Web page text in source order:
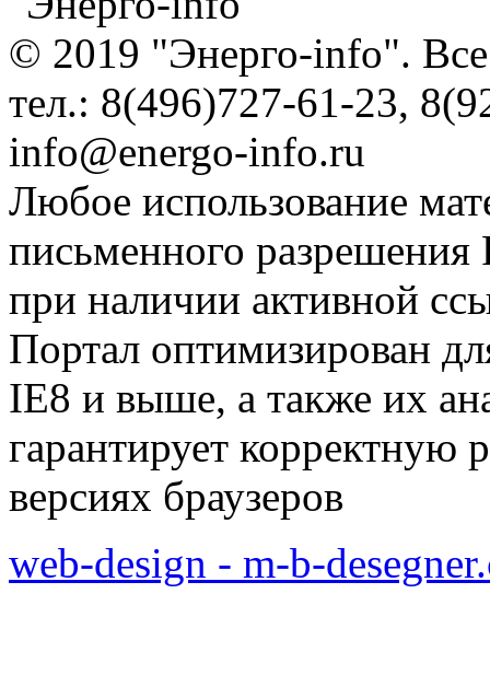
© 2019 "Энерго-info".
тел.: 8(496)727-61-23,
info@energo-info.ru
Любое использование
письменного разрешения
при наличии активной
Портал оптимизирован
IE8 и выше, а также их
гарантирует корректную
версиях браузеров
web-design - m-b-